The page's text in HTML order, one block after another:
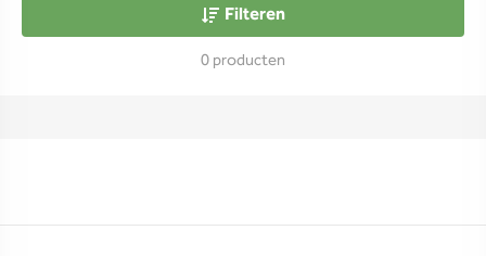
Filteren
0 producten